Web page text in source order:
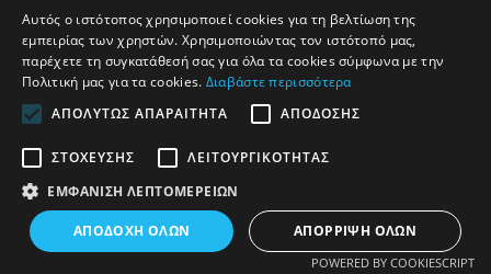
πάγκο Force USA F-C10-
SBεδώ.* Το προσάρτημα
και ο πάγκος πωλούνται
χωριστά.
Αυτός ο ιστότοπος χρησιμοποιεί cookies για τη βελτίωση της
εμπειρίας των χρηστών. Χρησιμοποιώντας τον ιστότοπό μας,
παρέχετε τη συγκατάθεσή σας για όλα τα cookies σύμφωνα με την
Πολιτική μας για τα cookies. Διαβάστε περισσότερα
ΑΠΟΛΎΤΩΣ ΑΠΑΡΑΊΤΗΤΑ
ΑΠΌΔΟΣΗΣ
ΣΤΌΧΕΥΣΗΣ
ΛΕΙΤΟΥΡΓΙΚΌΤΗΤΑΣ
ΕΜΦΆΝΙΣΗ ΛΕΠΤΟΜΕΡΕΙΏΝ
ΑΠΟΔΟΧΉ ΌΛΩΝ ΑΠΌΡΡΙΨΗ ΌΛΩΝ
POWERED BY COOKIESCRIPT